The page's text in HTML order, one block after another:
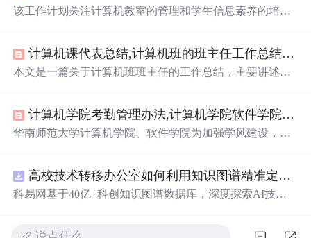
方法，以及相关工具选择。
该工作计划关注计算机教室的管理和学生信息素养的培
用能力，组织课外活动以增强信息素养；同时，制定班级
管理目标，改进常规工作，重点关注卫生、纪律，以提升
计算机课代表总结,计算机班的班主任工作总结.doc
本文是一篇关于计算机班班主任的工作总结，主要讲述了
学风、班风形成。同时，文章还强调了抓好学习中心工
作，设立学习目标，提高课堂纪律，以及关心学生生活的
计算机学院考勤管理办法,计算机学院软件学院考勤制度(试行).
华南师范大学计算机学院、软件学院为加强学风建设，规
出勤率和安全意识，对旷课、请假行为设定了明确的奖惩
措施。考勤由班委和科代表负责，请假需提前申请并获得
高校技术转移办公室如何利用知识图谱精准定位产业需求与技术适配点？.
科易网基于40亿+科创知识图谱数据库，深度探索AI技术